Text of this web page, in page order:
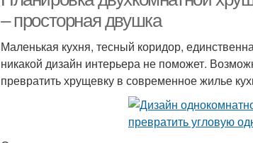
– просторная двушка
Маленькая кухня, тесный коридор,
никакой дизайн интерьера не поможет.
превратить хрущевку в современное жилье